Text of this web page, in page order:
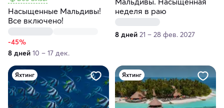
Насыщенные Мальдивы!
Все включено!
-45%
8 дней 10 – 17 дек.
неделя в раю
8 дней 21 – 28 фев. 2027
Яхтинг Яхтинг